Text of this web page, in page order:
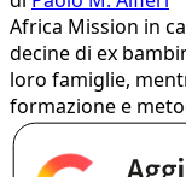
Africa Mission in
decine di ex
loro famiglie,
formazione e